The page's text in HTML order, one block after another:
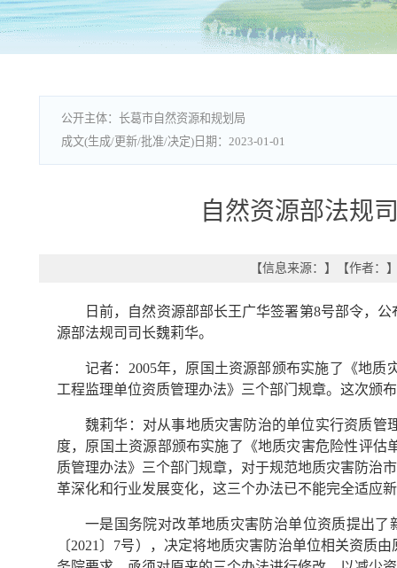
长葛市自然资源和规划局
2023-01-01
自然资源部法规
【信息来源： 】 【作者：
日前，自然资源部部长王广华签署第8号部令，
源部法规司司长魏莉华。
记者：2005年，原国土资源部颁布实施了《地
工程监理单位资质管理办法》三个部门规章。这次颁
魏莉华：对从事地质灾害防治的单位实行资质管
度，原国土资源部颁布实施了《地质灾害危险性评
质管理办法》三个部门规章，对于规范地质灾害防治
革深化和行业发展变化，这三个办法已不能完全适应
一是国务院对改革地质灾害防治单位资质提出
〔2021〕7号），决定将地质灾害防治单位相关资质